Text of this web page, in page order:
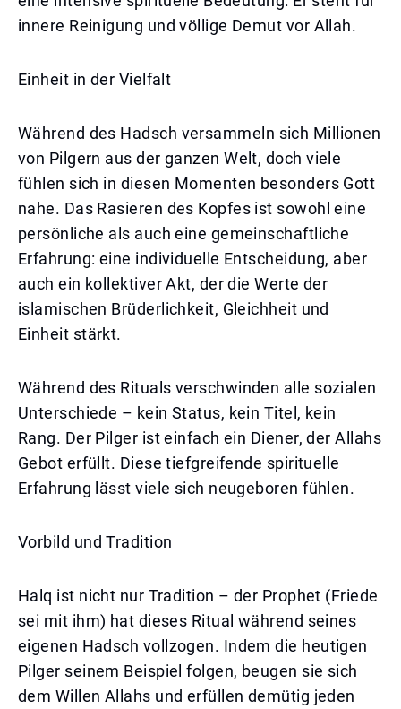
innere Reinigung und völlige Demut vor Allah.
Einheit in der Vielfalt
Während des Hadsch versammeln sich Millionen
von Pilgern aus der ganzen Welt, doch viele
fühlen sich in diesen Momenten besonders Gott
nahe. Das Rasieren des Kopfes ist sowohl eine
persönliche als auch eine gemeinschaftliche
Erfahrung: eine individuelle Entscheidung, aber
auch ein kollektiver Akt, der die Werte der
islamischen Brüderlichkeit, Gleichheit und
Einheit stärkt.
Während des Rituals verschwinden alle sozialen
Unterschiede – kein Status, kein Titel, kein
Rang. Der Pilger ist einfach ein Diener, der Allahs
Gebot erfüllt. Diese tiefgreifende spirituelle
Erfahrung lässt viele sich neugeboren fühlen.
Vorbild und Tradition
Halq ist nicht nur Tradition – der Prophet (Friede
sei mit ihm) hat dieses Ritual während seines
eigenen Hadsch vollzogen. Indem die heutigen
Pilger seinem Beispiel folgen, beugen sie sich
dem Willen Allahs und erfüllen demütig jeden